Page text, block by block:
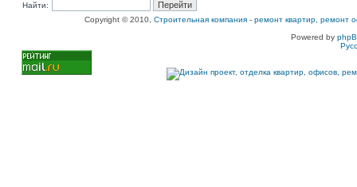
Найти:
Copyright © 2010, Строительная компания - ремонт квартир, ремонт
Powered by